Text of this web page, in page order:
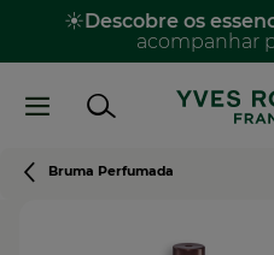
conteúdo
☀️Descobre os
acompanhar
Navegação
estrutural
Bruma Perfumada